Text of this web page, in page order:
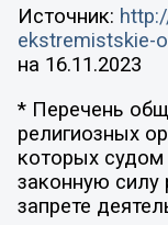
Источник:
ekstremistskie-
на 16.11.2023
* Перечень
религиозных
которых судом
законную силу
запрете